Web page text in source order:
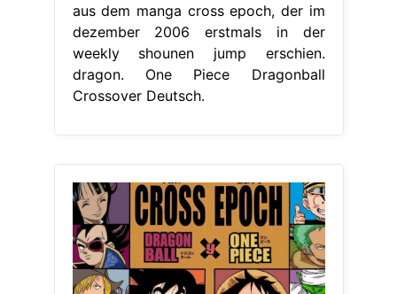
aus dem manga cross epoch, der im
dezember 2006 erstmals in der
weekly shounen jump erschien.
dragon. One Piece Dragonball
Crossover Deutsch.